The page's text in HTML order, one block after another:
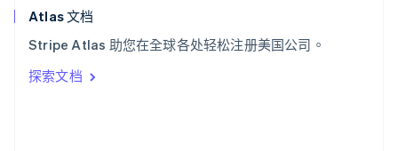
Atlas 文档
Stripe Atlas 助您在全球各处轻松注册美国公司。
探索文档
English
ItalianoEnglish
印度
English